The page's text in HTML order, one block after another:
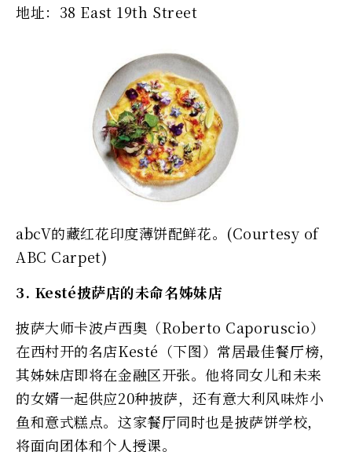
地址：38 East 19th Street
abcV的藏红花印度薄饼配鲜花。(Courtesy of
ABC Carpet)
3. Kesté披萨店的未命名姊妹店
披萨大师卡波卢西奥（Roberto Caporuscio）
在西村开的名店Kesté（下图）常居最佳餐厅榜，
其姊妹店即将在金融区开张。他将同女儿和未来
的女婿一起供应20种披萨，还有意大利风味炸小
鱼和意式糕点。这家餐厅同时也是披萨饼学校，
将面向团体和个人授课。